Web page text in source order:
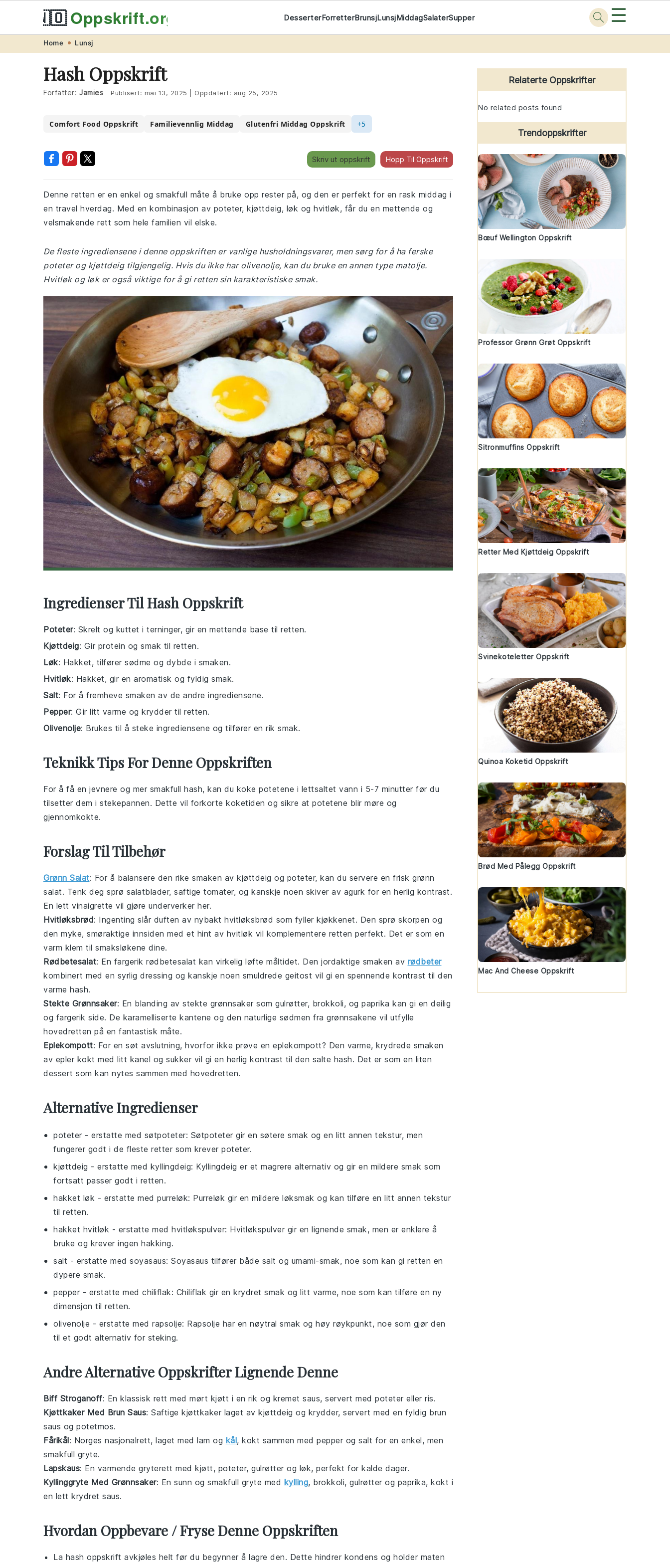
navigation
content
🇳🇴Oppskrift.org DesserterForretterBrunsjLunsjMiddagSalaterSupper ☰
Home Lunsj
Hash Oppskrift
Forfatter: Jamies Publisert: mai 13, 2025 Oppdatert: aug 25, 2025
Comfort Food Oppskrift Familievennlig Middag Glutenfri Middag Oppskrift +5
Skriv ut oppskrift Hopp Til Oppskrift
Denne retten er en enkel og smakfull måte å bruke opp rester på, og den er perfekt for en rask middag i
en travel hverdag. Med en kombinasjon av poteter, kjøttdeig, løk og hvitløk, får du en mettende og
velsmakende rett som hele familien vil elske.
De fleste ingrediensene i denne oppskriften er vanlige husholdningsvarer, men sørg for å ha ferske
poteter og kjøttdeig tilgjengelig. Hvis du ikke har olivenolje, kan du bruke en annen type matolje.
Hvitløk og løk er også viktige for å gi retten sin karakteristiske smak.
Ingredienser Til Hash Oppskrift
Poteter: Skrelt og kuttet i terninger, gir en mettende base til retten.
Kjøttdeig: Gir protein og smak til retten.
Løk: Hakket, tilfører sødme og dybde i smaken.
Hvitløk: Hakket, gir en aromatisk og fyldig smak.
Salt: For å fremheve smaken av de andre ingrediensene.
Pepper: Gir litt varme og krydder til retten.
Olivenolje: Brukes til å steke ingrediensene og tilfører en rik smak.
Teknikk Tips For Denne Oppskriften
For å få en jevnere og mer smakfull hash, kan du koke potetene i lettsaltet vann i 5-7 minutter før du
tilsetter dem i stekepannen. Dette vil forkorte koketiden og sikre at potetene blir møre og
gjennomkokte.
Forslag Til Tilbehør
Grønn Salat: For å balansere den rike smaken av kjøttdeig og poteter, kan du servere en frisk grønn
salat. Tenk deg sprø salatblader, saftige tomater, og kanskje noen skiver av agurk for en herlig kontrast.
En lett vinaigrette vil gjøre underverker her.
Hvitløksbrød: Ingenting slår duften av nybakt hvitløksbrød som fyller kjøkkenet. Den sprø skorpen og
den myke, smøraktige innsiden med et hint av hvitløk vil komplementere retten perfekt. Det er som en
varm klem til smaksløkene dine.
Rødbetesalat: En fargerik rødbetesalat kan virkelig løfte måltidet. Den jordaktige smaken av rødbeter
kombinert med en syrlig dressing og kanskje noen smuldrede geitost vil gi en spennende kontrast til den
varme hash.
Stekte Grønnsaker: En blanding av stekte grønnsaker som gulrøtter, brokkoli, og paprika kan gi en deilig
og fargerik side. De karamelliserte kantene og den naturlige sødmen fra grønnsakene vil utfylle
hovedretten på en fantastisk måte.
Eplekompott: For en søt avslutning, hvorfor ikke prøve en eplekompott? Den varme, krydrede smaken
av epler kokt med litt kanel og sukker vil gi en herlig kontrast til den salte hash. Det er som en liten
dessert som kan nytes sammen med hovedretten.
Alternative Ingredienser
poteter - erstatte med søtpoteter: Søtpoteter gir en søtere smak og en litt annen tekstur, men
fungerer godt i de fleste retter som krever poteter.
kjøttdeig - erstatte med kyllingdeig: Kyllingdeig er et magrere alternativ og gir en mildere smak som
fortsatt passer godt i retten.
hakket løk - erstatte med purreløk: Purreløk gir en mildere løksmak og kan tilføre en litt annen tekstur
til retten.
hakket hvitløk - erstatte med hvitløkspulver: Hvitløkspulver gir en lignende smak, men er enklere å
bruke og krever ingen hakking.
salt - erstatte med soyasaus: Soyasaus tilfører både salt og umami-smak, noe som kan gi retten en
dypere smak.
pepper - erstatte med chiliflak: Chiliflak gir en krydret smak og litt varme, noe som kan tilføre en ny
dimensjon til retten.
olivenolje - erstatte med rapsolje: Rapsolje har en nøytral smak og høy røykpunkt, noe som gjør den
til et godt alternativ for steking.
Andre Alternative Oppskrifter Lignende Denne
Biff Stroganoff: En klassisk rett med mørt kjøtt i en rik og kremet saus, servert med poteter eller ris.
Kjøttkaker Med Brun Saus: Saftige kjøttkaker laget av kjøttdeig og krydder, servert med en fyldig brun
saus og potetmos.
Fårikål: Norges nasjonalrett, laget med lam og kål, kokt sammen med pepper og salt for en enkel, men
smakfull gryte.
Lapskaus: En varmende gryterett med kjøtt, poteter, gulrøtter og løk, perfekt for kalde dager.
Kyllinggryte Med Grønnsaker: En sunn og smakfull gryte med kylling, brokkoli, gulrøtter og paprika, kokt i
en lett krydret saus.
Hvordan Oppbevare / Fryse Denne Oppskriften
La hash oppskrift avkjøles helt før du begynner å lagre den. Dette hindrer kondens og holder maten
Primary
Sidebar
Relaterte Oppskrifter
No related posts found
Trendoppskrifter
Bœuf Wellington Oppskrift
Professor Grønn Grøt Oppskrift
Sitronmuffins Oppskrift
Retter Med Kjøttdeig Oppskrift
Svinekoteletter Oppskrift
Quinoa Koketid Oppskrift
Brød Med Pålegg Oppskrift
Mac And Cheese Oppskrift